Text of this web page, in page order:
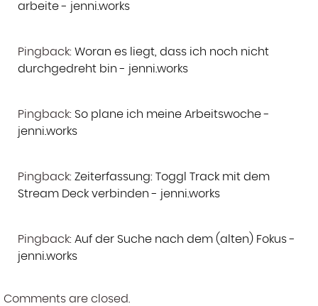
arbeite - jenni.works
Pingback: Woran es liegt, dass ich noch nicht
durchgedreht bin - jenni.works
Pingback: So plane ich meine Arbeitswoche -
jenni.works
Pingback: Zeiterfassung: Toggl Track mit dem
Stream Deck verbinden - jenni.works
Pingback: Auf der Suche nach dem (alten) Fokus -
jenni.works
Comments are closed.